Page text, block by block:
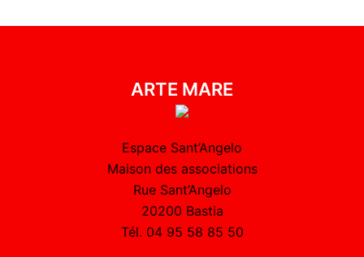
ARTE MARE
Espace Sant’Angelo
Maison des associations
Rue Sant’Angelo
20200 Bastia
Tél. 04 95 58 85 50